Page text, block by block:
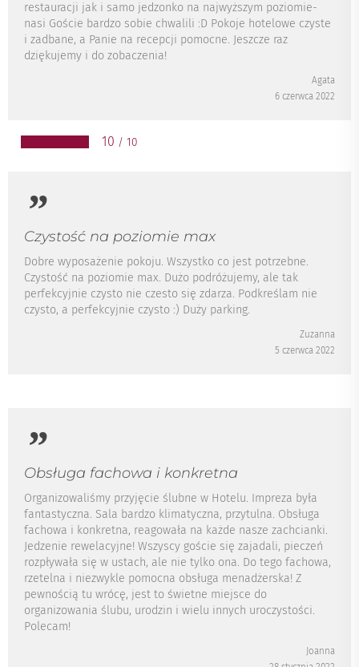
restauracji jak i samo jedzonko na najwyższym poziomie-
nasi Goście bardzo sobie chwalili :D Pokoje hotelowe czyste
i zadbane, a Panie na recepcji pomocne. Jeszcze raz
dziękujemy i do zobaczenia!
Agata
6 czerwca 2022
10 / 10
Czystość na poziomie max
Dobre wyposażenie pokoju. Wszystko co jest potrzebne.
Czystość na poziomie max. Dużo podróżujemy, ale tak
perfekcyjnie czysto nie czesto się zdarza. Podkreślam nie
czysto, a perfekcyjnie czysto :) Duży parking.
Zuzanna
5 czerwca 2022
Obsługa fachowa i konkretna
Organizowaliśmy przyjęcie ślubne w Hotelu. Impreza była
fantastyczna. Sala bardzo klimatyczna, przytulna. Obsługa
fachowa i konkretna, reagowała na każde nasze zachcianki.
Jedzenie rewelacyjne! Wszyscy goście się zajadali, pieczeń
rozpływała się w ustach, ale nie tylko ona. Do tego fachowa,
rzetelna i niezwykle pomocna obsługa menadżerska! Z
pewnością tu wrócę, jest to świetne miejsce do
organizowania ślubu, urodzin i wielu innych uroczystości.
Polecam!
Joanna